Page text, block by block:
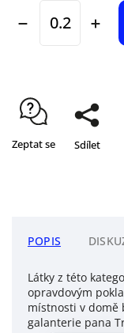
Zeptat se Sdílet
POPIS
Látky z této
opravdovým
místnosti v domě
galanterie pana